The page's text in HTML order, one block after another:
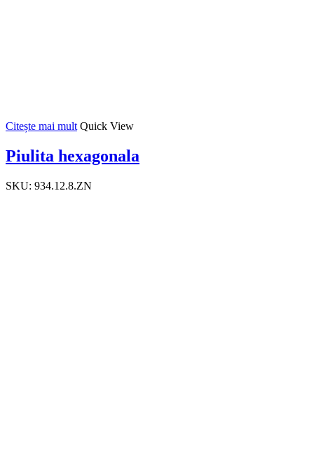
Citește mai mult Quick View
Piulita hexagonala
SKU: 934.12.8.ZN